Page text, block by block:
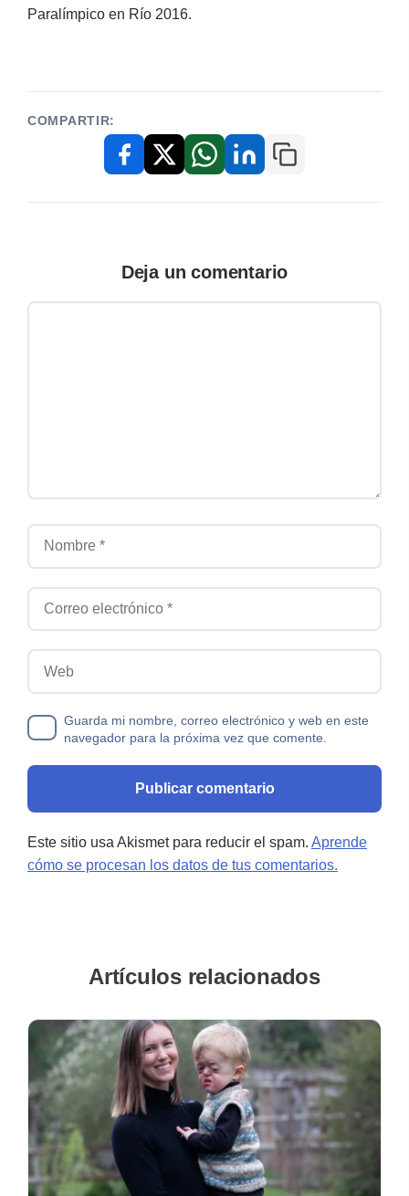
Paralímpico en Río 2016.
COMPARTIR:
FacebookX / TwitterWhatsAppLinkedInCopiar enlace
Deja un comentario
Correo electrónico
Guarda mi nombre, correo electrónico y web en este
navegador para la próxima vez que comente.
Este sitio usa Akismet para reducir el spam. Aprende
cómo se procesan los datos de tus comentarios.
Artículos relacionados